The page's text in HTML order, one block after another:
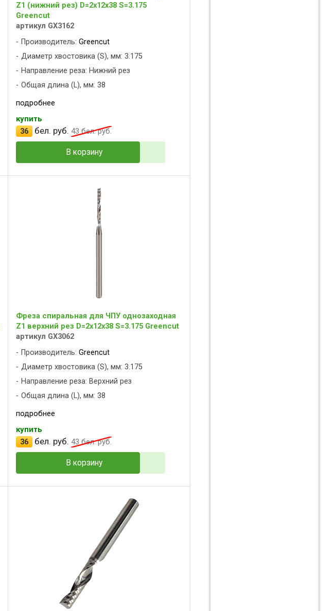
Z1 (нижний рез) D=2x12x38 S=3.175
Greencut
артикул GX3162
Производитель: Greencut
Диаметр хвостовика (S), мм: 3.175
Направление реза: Нижний рез
Общая длина (L), мм: 38
подробнее
купить
36
бел. руб. 43 бел. руб.
В корзину
Фреза спиральная для ЧПУ однозаходная
Z1 верхний рез D=2x12x38 S=3.175 Greencut
артикул GX3062
Производитель: Greencut
Диаметр хвостовика (S), мм: 3.175
Направление реза: Верхний рез
Общая длина (L), мм: 38
подробнее
купить
36
бел. руб. 43 бел. руб.
В корзину